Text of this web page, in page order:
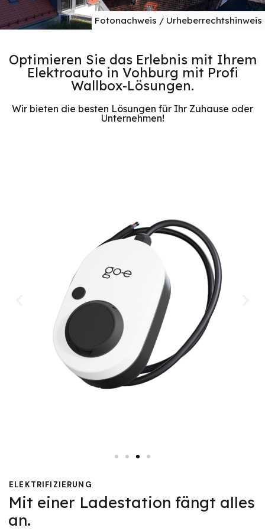
Fotonachweis / Urheberrechtshinweis
Optimieren Sie das Erlebnis mit Ihrem
Elektroauto in Vohburg mit Profi
Wallbox-Lösungen.
Wir bieten die besten Lösungen für Ihr Zuhause oder
Unternehmen!
ELEKTRIFIZIERUNG
Mit einer Ladestation fängt alles
an.